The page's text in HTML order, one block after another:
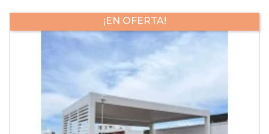
¡EN OFERTA!